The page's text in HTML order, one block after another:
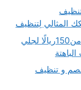
المثالي لِتنظيف
شركة جلي بلاط بالرياض بأسعار تبدأ من150ريالًا لجلي
بالرياض بـ45% خصم و تنظيف